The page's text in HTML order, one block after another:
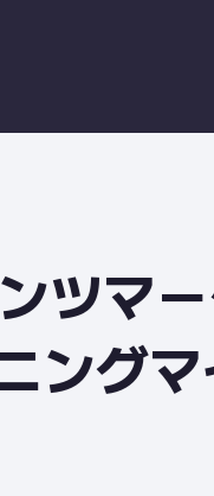
ツマ
ングマ